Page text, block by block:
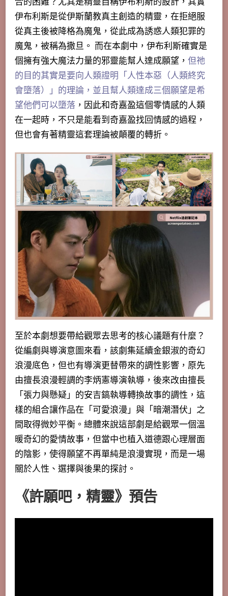
伊布利斯是從伊斯蘭教真主創造的精靈，在拒絕服
從真主後被降格為魔鬼， 從此成為誘惑人類犯罪的
魔鬼，被稱為撒旦。 而在本劇中，伊布利斯確實是
個擁有強大魔法力量的邪靈能幫人達成願望， 但祂
的目的其實是要向人類證明「人性本惡（人類終究
會墮落）」的理論，並且幫人類達成三個願望是希
望他們可以墮落 ，因此和奇嘉盈這個零情感的人類
在一起時，不只是能看到奇嘉盈找回情感的過程，
但也會有著精靈這套理論被顛覆的轉折。
至於本劇想要帶給觀眾去思考的核心議題有什麼？
從編劇與導演意圖來看，該劇集延續金銀淑的奇幻
浪漫底色，但也有導演更替帶來的調性影響，原先
由擅長浪漫輕調的李炳憲導演執導，後來改由擅長
「張力與懸疑」的安吉鎬執導轉換故事的調性，這
樣的組合讓作品在「可愛浪漫」與「暗潮潛伏」之
間取得微妙平衡。總體來說這部劇是給觀眾一個溫
暖奇幻的愛情故事，但當中也植入道德跟心理層面
的陰影，使得願望不再單純是浪漫實現，而是一場
關於人性、選擇與後果的探討。
《許願吧，精靈》預告